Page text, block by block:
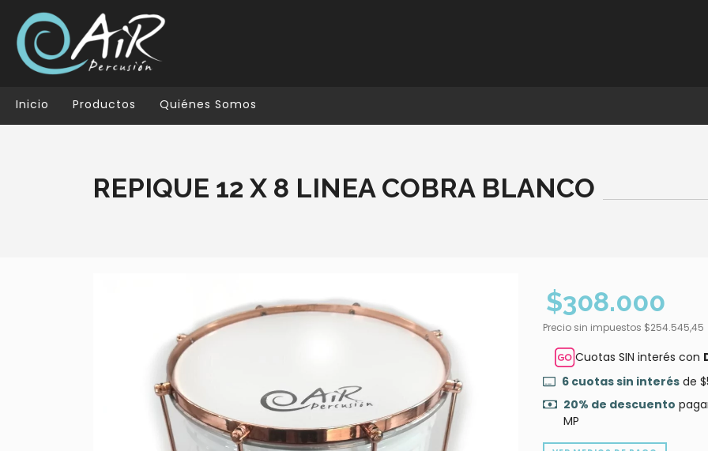
Inicio Productos Quiénes Somos
REPIQUE 12 X 8 LINEA COBRA BLANCO
$308.000
Precio sin impuestos $254.545,45
Cuotas SIN interés con
6cuotas sin interésde
20% de descuento
MP